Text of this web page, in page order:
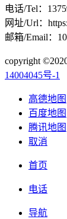
电话/Tel：
网址/Url：
邮箱/Email：
copyright
14004045号-1
高德地图
百度地图
腾讯地图
取消
首页
电话
导航